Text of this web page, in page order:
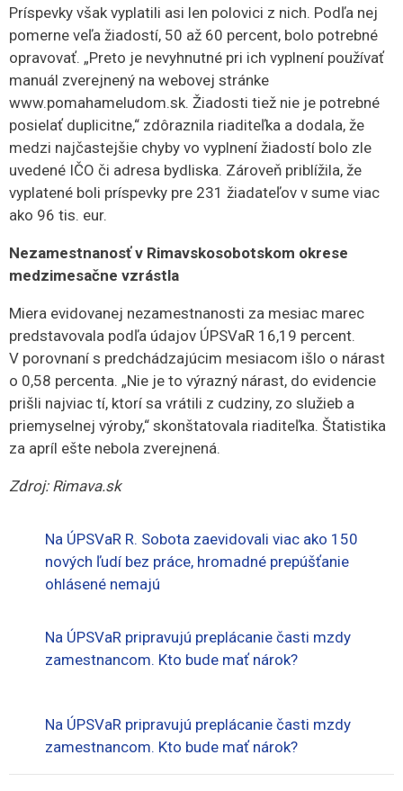
Príspevky však vyplatili asi len polovici z nich. Podľa nej
pomerne veľa žiadostí, 50 až 60 percent, bolo potrebné
opravovať. „Preto je nevyhnutné pri ich vyplnení používať
manuál zverejnený na webovej stránke
www.pomahameludom.sk. Žiadosti tiež nie je potrebné
posielať duplicitne,“ zdôraznila riaditeľka a dodala, že
medzi najčastejšie chyby vo vyplnení žiadostí bolo zle
uvedené IČO či adresa bydliska. Zároveň priblížila, že
vyplatené boli príspevky pre 231 žiadateľov v sume viac
ako 96 tis. eur.
Nezamestnanosť v Rimavskosobotskom okrese
medzimesačne vzrástla
Miera evidovanej nezamestnanosti za mesiac marec
predstavovala podľa údajov ÚPSVaR 16,19 percent.
V porovnaní s predchádzajúcim mesiacom išlo o nárast
o 0,58 percenta. „Nie je to výrazný nárast, do evidencie
prišli najviac tí, ktorí sa vrátili z cudziny, zo služieb a
priemyselnej výroby,“ skonštatovala riaditeľka. Štatistika
za apríl ešte nebola zverejnená.
Zdroj: Rimava.sk
Na ÚPSVaR R. Sobota zaevidovali viac ako 150
nových ľudí bez práce, hromadné prepúšťanie
ohlásené nemajú
Na ÚPSVaR pripravujú preplácanie časti mzdy
zamestnancom. Kto bude mať nárok?
Na ÚPSVaR pripravujú preplácanie časti mzdy
zamestnancom. Kto bude mať nárok?